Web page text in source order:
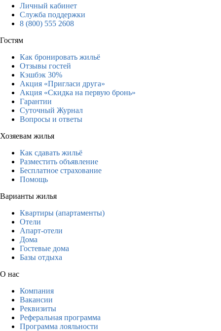
Личный кабинет
Служба поддержки
8 (800) 555 2608
Гостям
Как бронировать жильё
Отзывы гостей
Кэшбэк 30%
Акция «Пригласи друга»
Акция «Скидка на первую бронь»
Гарантии
Суточный Журнал
Вопросы и ответы
Хозяевам жилья
Как сдавать жильё
Разместить объявление
Бесплатное страхование
Помощь
Варианты жилья
Квартиры (апартаменты)
Отели
Апарт-отели
Дома
Гостевые дома
Базы отдыха
О нас
Компания
Вакансии
Реквизиты
Реферальная программа
Программа лояльности